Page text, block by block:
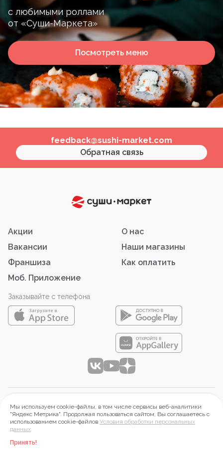
с любимыми роллами
от «Суши-Маркета»
Посмотреть меню
feedback@sushi-market.com
Обратная связь
Акции
О нас
Вакансии
Наши магазины
Франшиза
Как оплатить
Моб. Приложение
Заказывайте с телефона
644099 г. Омск, Набережная Тухачевского, д.16, оф.2П.
ИНН 5503197313, ОГРН 1215500015268
Правовая информация
Мы используем cookie-файлы, в том числе сервисы веб-аналитики
"Яндекс Метрика". Продолжая пользоваться сайтом, Вы соглашаетесь с
использованием cookie-файлов Условия обработки персональных
данных
Принять!